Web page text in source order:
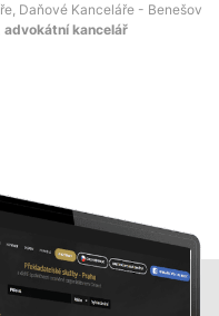
Daňové Kanceláře - Benešov
advokátní kancelář